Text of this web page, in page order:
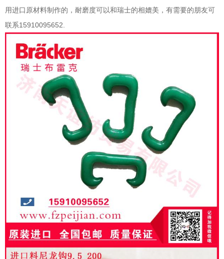
用进口原材料制作的，耐磨度可以和瑞士的相媲美，有需要的朋友可
联系15910095652.